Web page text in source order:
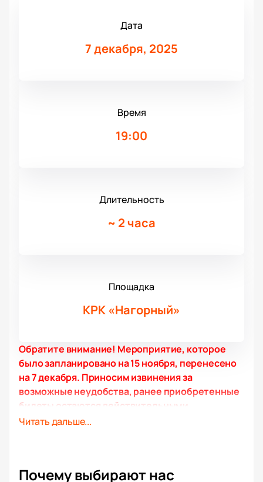
Дата
7 декабря, 2025
Время
19:00
Длительность
~ 2 часа
Площадка
КРК «Нагорный»
Обратите внимание! Мероприятие, которое
было запланировано на 15 ноября, перенесено
на 7 декабря. Приносим извинения за
возможные неудобства, ранее приобретенные
билеты остаются действительными.
Концерт Guf в рамках «Прощального тура» — это
России и ближнего зарубежья, предлагая зрителям
Читать дальше...
Почему выбирают нас